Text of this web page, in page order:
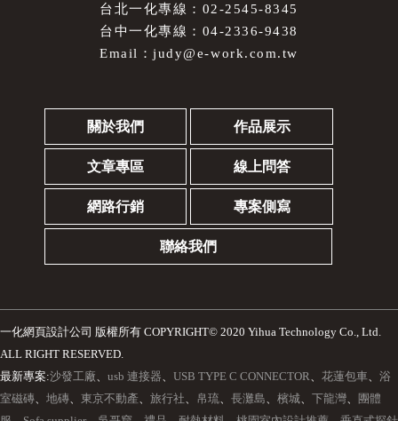
台北一化專線：02-2545-8345
台中一化專線：04-2336-9438
Email：judy@e-work.com.tw
關於我們 作品展示
文章專區 線上問答
網路行銷 專案側寫
聯絡我們
一化網頁設計公司
版權所有 COPYRIGHT© 2020 Yihua Technology Co., Ltd.
ALL RIGHT RESERVED.
最新專案:沙發工廠、 usb 連接器、 USB TYPE C CONNECTOR、 花蓮包車、 浴
室磁磚、 地磚、 東京不動產、 旅行社、 帛琉、 長灘島、 檳城、 下龍灣、
團體